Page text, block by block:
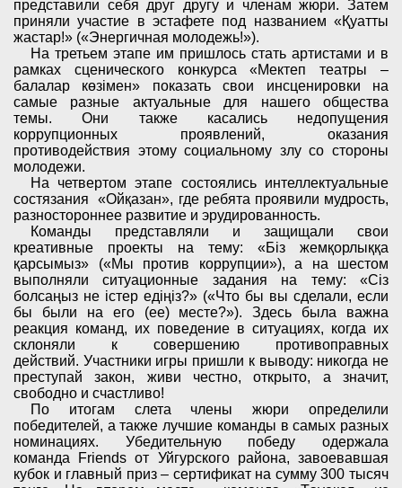
представили себя друг другу и членам жюри. Затем
приняли участие в эстафете под названием «Қуатты
жастар!» («Энергичная молодежь!»).
На третьем этапе им пришлось стать артистами и в
рамках сценического конкурса «Мектеп театры –
балалар көзімен» показать свои инсценировки на
самые разные актуальные для нашего общества
темы. Они также касались недопущения
коррупционных проявлений, оказания
противодействия этому социальному злу со стороны
молодежи.
На четвертом этапе состоялись интеллектуальные
состязания
«Ойқазан», где ребята проявили мудрость,
разностороннее развитие и эрудированность.
Команды представляли и защищали свои
креативные проекты на тему: «Біз жемқорлыққа
қарсымыз» («Мы против коррупции»), а на шестом
выполняли ситуационные задания на тему: «Сіз
болсаңыз не істер едіңіз?» («Что бы вы сделали, если
бы были на его (ее) месте?»). Здесь была важна
реакция команд, их поведение в ситуациях, когда их
склоняли к совершению противоправных
действий. Участники игры пришли к выводу: никогда не
преступай закон, живи честно, открыто, а значит,
свободно и счастливо!
По итогам слета члены жюри определили
победителей, а также лучшие команды в самых разных
номинациях. Убедительную победу одержала
команда Friends от Уйгурского района, завоевавшая
кубок и главный приз – сертификат на сумму 300 тысяч